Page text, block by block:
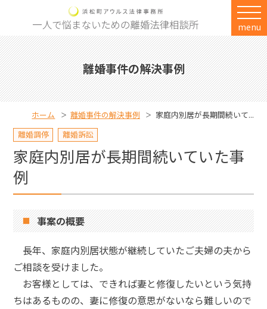
menu
離婚事件の解決事例
ホーム 離婚事件の解決事例
家庭内別居が長期間続いて...
離婚調停
離婚訴訟
家庭内別居が長期間続いていた事
例
事案の概要
長年、家庭内別居状態が継続していたご夫婦の夫から
ご相談を受けました。
お客様としては、できれば妻と修復したいという気持
ちはあるものの、妻に修復の意思がないなら難しいので